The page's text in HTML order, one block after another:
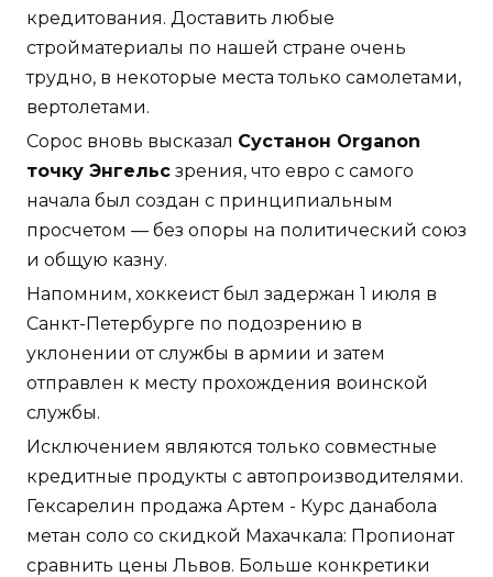
кредитования. Доставить любые
стройматериалы по нашей стране очень
трудно, в некоторые места только самолетами,
вертолетами.
Сорос вновь высказал Сустанон Organon
точку Энгельс зрения, что евро с самого
начала был создан с принципиальным
просчетом — без опоры на политический союз
и общую казну.
Напомним, хоккеист был задержан 1 июля в
Санкт-Петербурге по подозрению в
уклонении от службы в армии и затем
отправлен к месту прохождения воинской
службы.
Исключением являются только совместные
кредитные продукты с автопроизводителями.
Гексарелин продажа Артем - Курс данабола
метан соло со скидкой Махачкала: Пропионат
сравнить цены Львов. Больше конкретики